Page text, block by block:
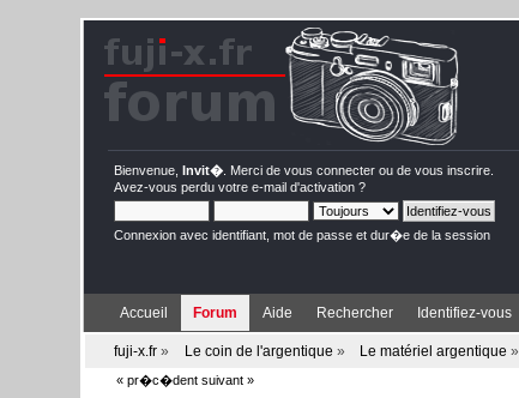
Bienvenue,Invit� . Merci devous connecter ou devous inscrire
Avez-vous perdu votree-mail d'activation ?
Connexion avec identifiant, mot de passe et dur�e de la session
Accueil Forum Aide Rechercher Identifiez-vous
fuji-x.fr » Le coin de l'argentique » Le matériel argentique »
« pr�c�dent suivant »